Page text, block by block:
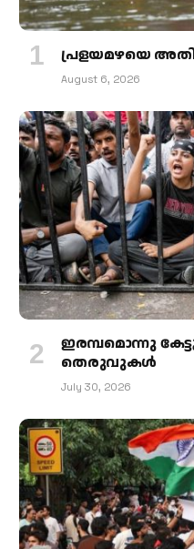
പ്രളയമഴയെ
August 6, 2026
ഇരമ്പമൊന്നു
തെരുവുകള്‍
July 30, 2026